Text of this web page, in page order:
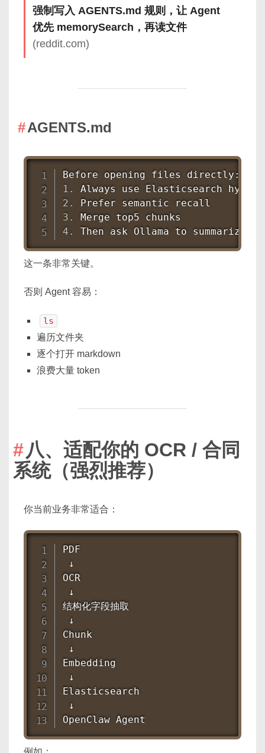
强制写入 AGENTS.md 规则，让 Agent
优先 memorySearch，再读文件
(reddit.com)
AGENTS.md
1.
2.
3.
4.
Then ask Ollama to summarize
这一条非常关键。
否则 Agent 容易：
ls
遍历文件夹
逐个打开 markdown
浪费大量 token
八、适配你的 OCR / 合同
系统（强烈推荐）
你当前业务非常适合：
PDF
↓
OCR
↓
结构化字段抽取
↓
Chunk
↓
Embedding
↓
Elasticsearch
↓
OpenClaw Agent